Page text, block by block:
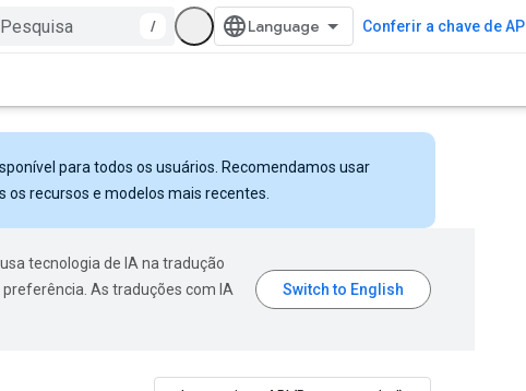
/ Conferir a chave de API
para todos os usuários. Recomendamos usar
os recursos e modelos mais recentes.
tecnologia de IA na tradução
As traduções com IA